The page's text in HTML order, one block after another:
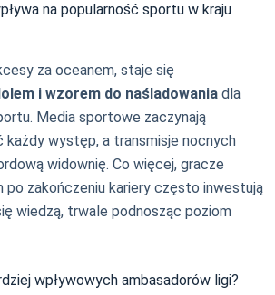
na popularność sportu w kraju
za oceanem, staje się
i wzorem do naśladowania dla
Media sportowe zaczynają
każdy występ, a transmisje nocnych
widownię. Co więcej, gracze
po zakończeniu kariery często inwestują
wiedzą, trwale podnosząc poziom
wpływowych ambasadorów ligi?